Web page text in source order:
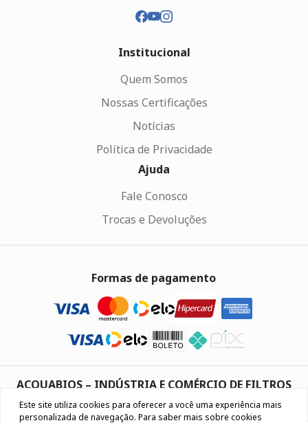
Institucional
Quem Somos
Nossas Certificações
Notícias
Política de Privacidade
Ajuda
Fale Conosco
Trocas e Devoluções
Formas de pagamento
ACQUABIOS – INDÚSTRIA E COMÉRCIO DE FILTROS
PURIFICADORES LTDA
Rodovia VRS 864, 5841 , Farroupilha, RS, Brazil
Este site utiliza cookies para oferecer a você uma experiência mais
personalizada de navegação. Para saber mais sobre cookies